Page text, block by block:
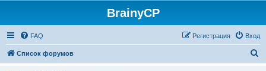
BrainyCP
FAQ Вход
Регистрация
Список форумов